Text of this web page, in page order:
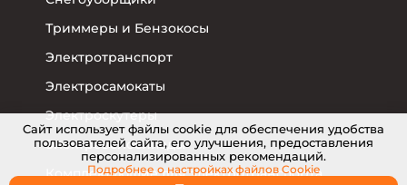
Триммеры и Бензокосы
Электротранспорт
Электросамокаты
Электроскутеры
Электровелосипеды
Комплектующие для электротранспорта
Cайт использует файлы cookie для обеспечения удобства
пользователей сайта, его улучшения, предоставления
персонализированных рекомендаций.
Подробнее о настройкахфайлов Cookie